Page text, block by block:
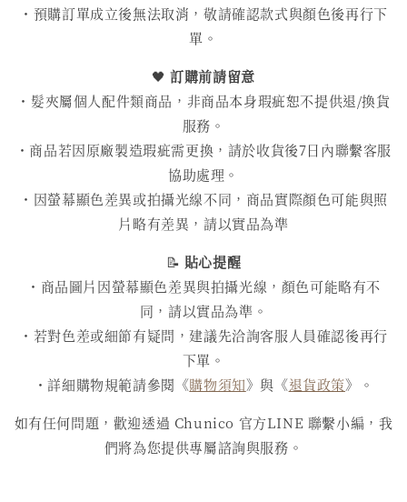
・預購訂單成立後無法取消，敬請確認款式與顏色後再行下
單。
🖤訂購前請留意
・髮夾屬個人配件類商品，非商品本身瑕疵恕不提供退/換貨
服務。
・商品若因原廠製造瑕疵需更換，請於收貨後7日內聯繫客服
協助處理。
・因螢幕顯色差異或拍攝光線不同，商品實際顏色可能與照
片略有差異，請以實品為準
📝 貼心提醒
・商品圖片因螢幕顯色差異與拍攝光線，顏色可能略有不
同，請以實品為準。
・若對色差或細節有疑問，建議先洽詢客服人員確認後再行
下單。
・詳細購物規範請參閱《購物須知》與《退貨政策》。
如有任何問題，歡迎透過 Chunico 官方LINE 聯繫小編，我
們將為您提供專屬諮詢與服務。